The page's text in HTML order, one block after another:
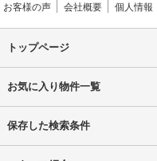
お客様の声
会社概要 個人情報
トップページ
お気に入り物件一覧
保存した検索条件